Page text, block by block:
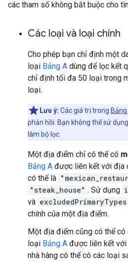
các tham số không bắt buộc cho
Các loại và loại chính
Cho phép bạn chỉ định một
loại Bảng A dùng để lọc kết
chỉ định tối đa 50 loại trong
loại.
Lưu ý: Các giá trị trong Bảng
phản hồi. Bạn không thể sử
làm bộ lọc.
Một địa điểm chỉ có thể có
Bảng A được liên kết với địa
có thể là
"steak_house" . Sử dụng
và excludedPrimaryTypes
chính của một địa điểm.
Một địa điểm cũng có thể có
loại Bảng A được liên kết
nhà hàng có thể có các loại